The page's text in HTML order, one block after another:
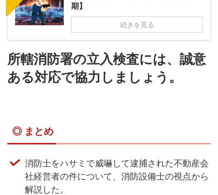
期】
続きを見る
所轄消防署の立入検査には、誠意
ある対応で協力しましょう。
◎ まとめ
消防士をハサミで威嚇して逮捕された不動産会
社経営者の件について、消防設備士の視点から
解説した。